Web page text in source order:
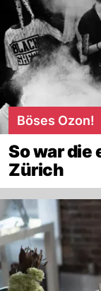
Böses Ozon!
So war die
Zürich